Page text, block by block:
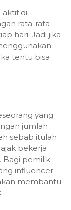
aktif di
rata-rata
hari. Jadi jika
tentu bisa
yang
jumlah
sebab itulah
bekerja
Bagi pemilik
influencer
membantu